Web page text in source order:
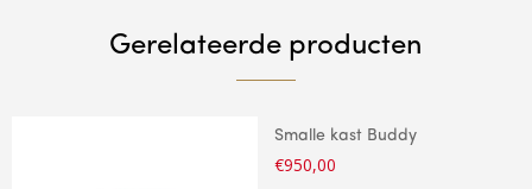
Gerelateerde producten
Smalle kast Buddy
€950,00